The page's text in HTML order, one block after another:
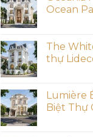
Ocean
The
thự
Lumière
Biệt Thự